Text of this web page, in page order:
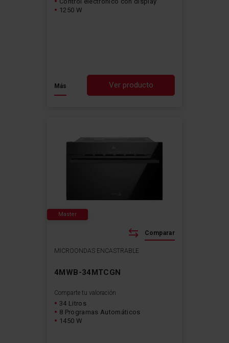
Ver producto
Más
1250 W
MICROONDAS ENCASTRABLE
4MWB-34MTCGN
Comparte tu valoración
34 Litros
8 Programas Automáticos
1450 W
Comparar
Master